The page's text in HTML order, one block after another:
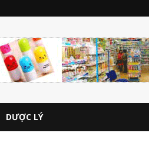
DƯỢC LÝ